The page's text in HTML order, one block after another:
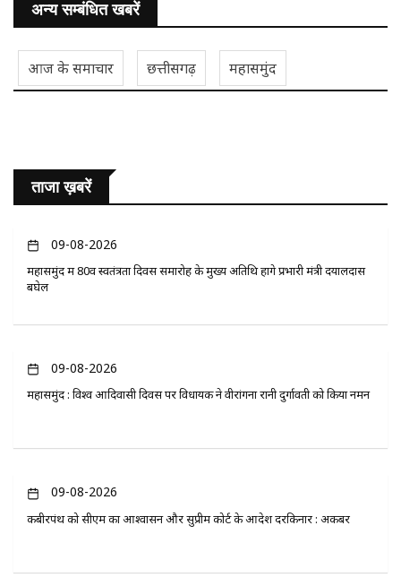
अन्य सम्बंधित खबरें
आज के समाचार छत्तीसगढ़ महासमुंद
ताजा ख़बरें
09-08-2026
महासमुंद में 80वें स्वतंत्रता दिवस समारोह के मुख्य अतिथि होंगे प्रभारी मंत्री दयालदास
बघेल
09-08-2026
महासमुंद : विश्व आदिवासी दिवस पर विधायक ने वीरांगना रानी दुर्गावती को किया नमन
09-08-2026
कबीरपंथ को सीएम का आश्वासन और सुप्रीम कोर्ट के आदेश दरकिनार : अकबर